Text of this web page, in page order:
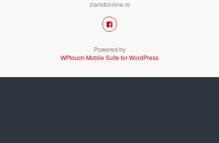
ziaristionline.ro
Powered by
WPtouch Mobile Suite for WordPress